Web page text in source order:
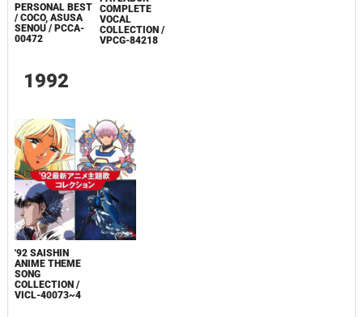
PERSONAL BEST
/ COCO, ASUSA
SENOU / PCCA-
00472
COMPLETE
VOCAL
COLLECTION /
VPCG-84218
1992
'92 SAISHIN
ANIME THEME
SONG
COLLECTION /
VICL-40073~4